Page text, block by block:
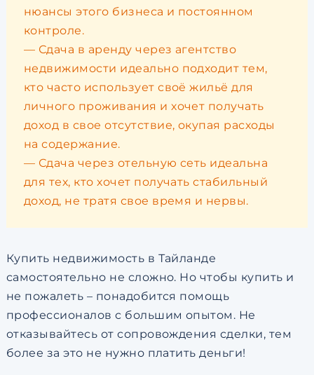
нюансы этого бизнеса и постоянном
контроле.
— Сдача в аренду через агентство
недвижимости идеально подходит тем,
кто часто использует своё жильё для
личного проживания и хочет получать
доход в свое отсутствие, окупая расходы
на содержание.
— Сдача через отельную сеть идеальна
для тех, кто хочет получать стабильный
доход, не тратя свое время и нервы.
Купить недвижимость в Тайланде
самостоятельно не сложно. Но чтобы купить и
не пожалеть – понадобится помощь
профессионалов с большим опытом. Не
отказывайтесь от сопровождения сделки, тем
более за это не нужно платить деньги!